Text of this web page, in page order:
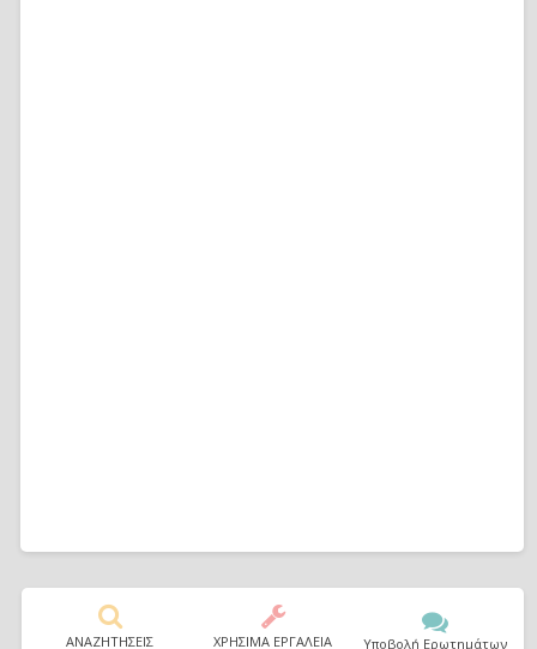
ΑΝΑΖΗΤΗΣΕΙΣ ΧΡΗΣΙΜΑ ΕΡΓΑΛΕΙΑ Υποβολή Ερωτημάτων